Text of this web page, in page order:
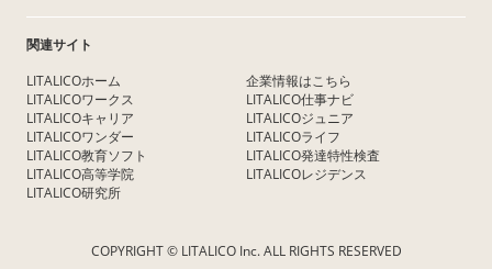
関連サイト
LITALICOホーム
LITALICOワークス
LITALICOキャリア
LITALICOワンダー
LITALICO教育ソフト
LITALICO高等学院
LITALICO研究所
企業情報はこちら
LITALICO仕事ナビ
LITALICOジュニア
LITALICOライフ
LITALICO発達特性検査
LITALICOレジデンス
COPYRIGHT © LITALICO Inc. ALL RIGHTS RESERVED